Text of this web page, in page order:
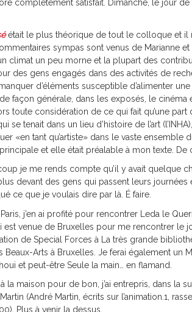
complètement satisfait. Dimanche, le jour
était le plus théorique de tout le colloque et il
sympas sont venus de Marianne
climat un peu morne et la plupart des
des gens engagés dans des activités de
d’éléments susceptible d’alimenter
façon générale, dans les exposés, le
toute considération de ce qui fait qu’une
se tenait dans un lieu d’histoire de l’art
«en tant qu’artiste» dans le vaste
et elle était préalable à mon texte.
je me rends compte qu’il y avait quelque
devant des gens qui passent leurs
ce que je voulais dire par là. É faire.
j’en ai profité pour rencontrer Leda le
est venue de Bruxelles pour me rencontrer le
de Special Forces à La très grande
Beaux-Arts à Bruxelles. Je ferai également un
et peut-être Seule la main… en flamand.
la maison pour de bon, j’ai entrepris, dans la
(André Martin, écrits sur l’animation.1,
Plus à venir la dessus.